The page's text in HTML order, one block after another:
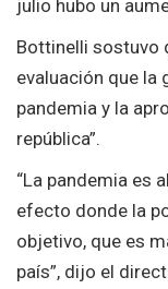
julio hubo un
Bottinelli sostuvo
evaluación que la
pandemia y la
república”.
“La pandemia es
efecto donde la
objetivo, que es
país”, dijo el